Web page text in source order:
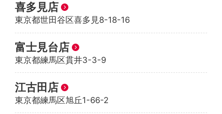
喜多見店
東京都世田谷区喜多見8-18-16
富士見台店
東京都練馬区貫井3-3-9
江古田店
東京都練馬区旭丘1-66-2